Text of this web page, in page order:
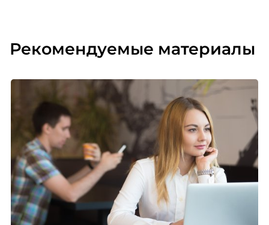
Рекомендуемые материалы